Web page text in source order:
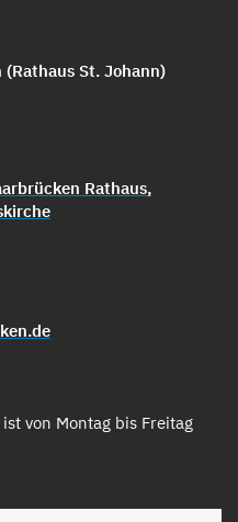
St. Johann)
Rathaus,
von Montag bis Freitag